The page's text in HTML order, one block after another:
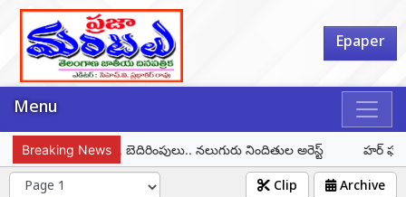
Epaper
Menu
Breaking News
లైంగిక దాడి, బెదిరింపులు.. నలుగురు నిందితుల అరెస్ట్ హర్ ఘర్
Archive
Clip